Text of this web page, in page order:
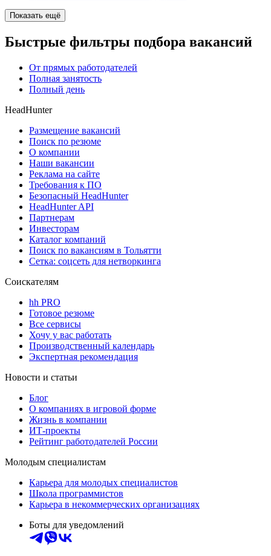
Показать ещё
Быстрые фильтры подбора вакансий
От прямых работодателей
Полная занятость
Полный день
HeadHunter
Размещение вакансий
Поиск по резюме
О компании
Наши вакансии
Реклама на сайте
Требования к ПО
Безопасный HeadHunter
HeadHunter API
Партнерам
Инвесторам
Каталог компаний
Поиск по вакансиям в Тольятти
Сетка: соцсеть для нетворкинга
Соискателям
hh PRO
Готовое резюме
Все сервисы
Хочу у вас работать
Производственный календарь
Экспертная рекомендация
Новости и статьи
Блог
О компаниях в игровой форме
Жизнь в компании
ИТ-проекты
Рейтинг работодателей России
Молодым специалистам
Карьера для молодых специалистов
Школа программистов
Карьера в некоммерческих организациях
Боты для уведомлений